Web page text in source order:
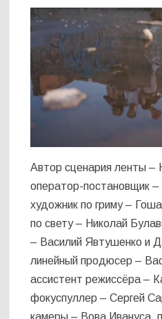
Автор сценария ленты –
оператор-постановщик
художник по гриму –
по свету – Николай
– Василий Явтушенко и
линейный продюсер –
ассистент режиссёра –
фокуспуллер – Сергей
камеры – Вова Ивануса,